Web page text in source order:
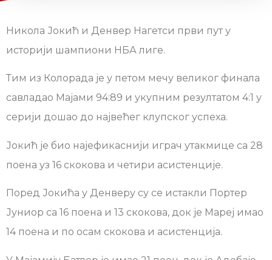
Никола Јокић и Денвер Нагетси први пут у
историји шампиони НБА лиге.
Тим из Колорада је у петом мечу великог финала
савладао Мајами 94:89 и укупним резултатом 4:1 у
серији дошао до највећег клупског успеха.
Јокић је био најефикаснији играч утакмице са 28
поена уз 16 скокова и четири асистенције.
Поред Јокића у Денверу су се истакли Портер
Јуниор са 16 поена и 13 скокова, док је Мареј имао
14 поена и по осам скокова и асистенција.